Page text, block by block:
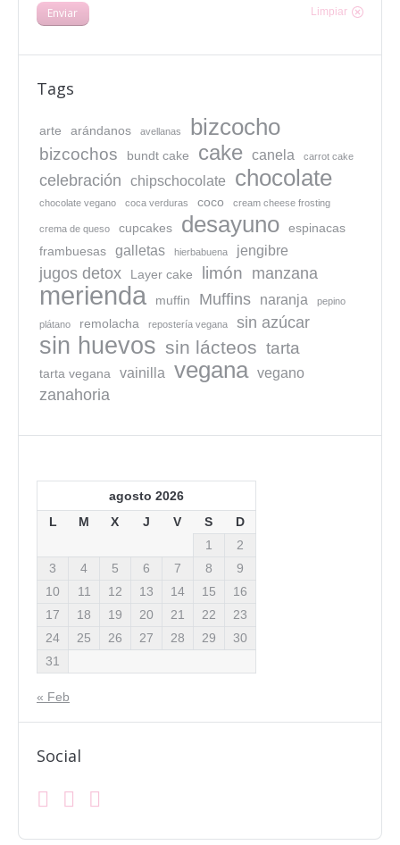
Enviar Limpiar
Tags
arte arándanos avellanas bizcocho
bizcochos bundt cake cake canela carrot cake
celebración chipschocolate chocolate
chocolate vegano coca verduras coco cream cheese frosting
crema de queso cupcakes desayuno
espinacas
frambuesas
galletas hierbabuena jengibre
jugos detox Layer cake limón manzana
merienda muffin Muffins naranja pepino
plátano remolacha repostería vegana sin azúcar
sin huevos sin lácteos tarta
tarta vegana vainilla vegana vegano
zanahoria
agosto 2026
L
M X J V S
D
1
2
3
4 5 6 7 8
9
10
11 12 13 14 15
16
17
18 19 20 21 22
23
24
25 26 27 28 29
30
31
« Feb
Social
Facebook
Instagram